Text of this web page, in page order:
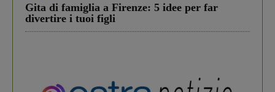
Gita di famiglia a Firenze: 5 idee per far
divertire i tuoi figli